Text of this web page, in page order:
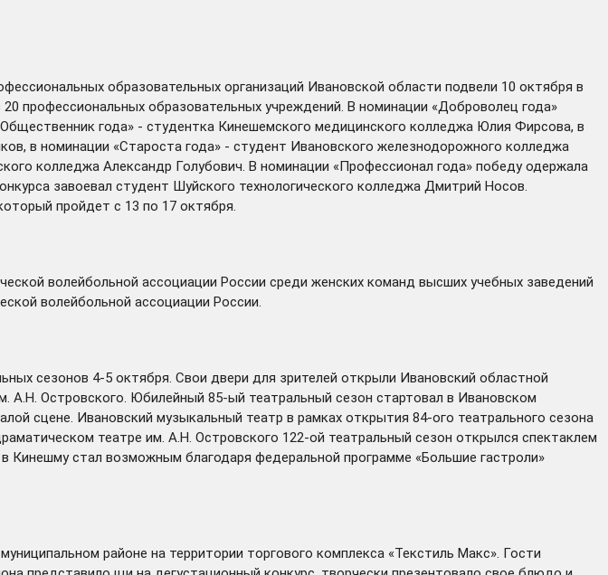
образовательных организаций Ивановской области подвели 10 октября в
профессиональных образовательных учреждений. В номинации «Доброволец года»
года» - студентка Кинешемского медицинского колледжа Юлия Фирсова, в
в номинации «Староста года» - студент Ивановского железнодорожного колледжа
колледжа Александр Голубович. В номинации «Профессионал года» победу одержала
завоевал студент Шуйского технологического колледжа Дмитрий Носов.
пройдет с 13 по 17 октября.
волейбольной ассоциации России среди женских команд высших учебных заведений
волейбольной ассоциации России.
сезонов 4-5 октября. Свои двери для зрителей открыли Ивановский областной
А.Н. Островского. Юбилейный 85-ый театральный сезон стартовал в Ивановском
сцене. Ивановский музыкальный театр в рамках открытия 84-ого театрального сезона
театре им. А.Н. Островского 122-ой театральный сезон открылся спектаклем
стал возможным благодаря федеральной программе «Большие гастроли»
районе на территории торгового комплекса «Текстиль Макс». Гости